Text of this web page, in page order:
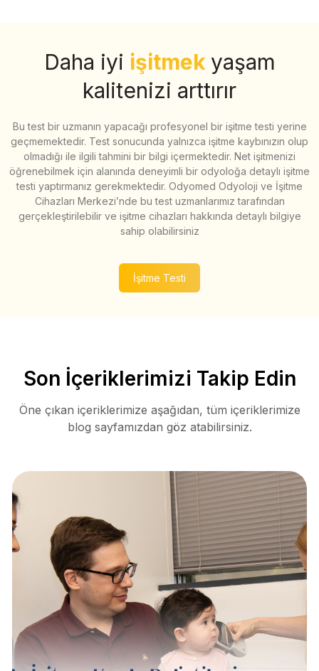
Daha iyi işitmek yaşam
kalitenizi arttırır
Bu test bir uzmanın yapacağı profesyonel bir işitme testi yerine
geçmemektedir. Test sonucunda yalnızca işitme kaybınızın olup
olmadığı ile ilgili tahmini bir bilgi içermektedir. Net işitmenizi
öğrenebilmek için alanında deneyimli bir odyoloğa detaylı işitme
testi yaptırmanız gerekmektedir. Odyomed Odyoloji ve İşitme
Cihazları Merkezi’nde bu test uzmanlarımız tarafından
gerçekleştirilebilir ve işitme cihazları hakkında detaylı bilgiye
sahip olabilirsiniz
İşitme Testi
Son İçeriklerimizi Takip Edin
Öne çıkan içeriklerimize aşağıdan, tüm içeriklerimize
blog sayfamızdan göz atabilirsiniz.